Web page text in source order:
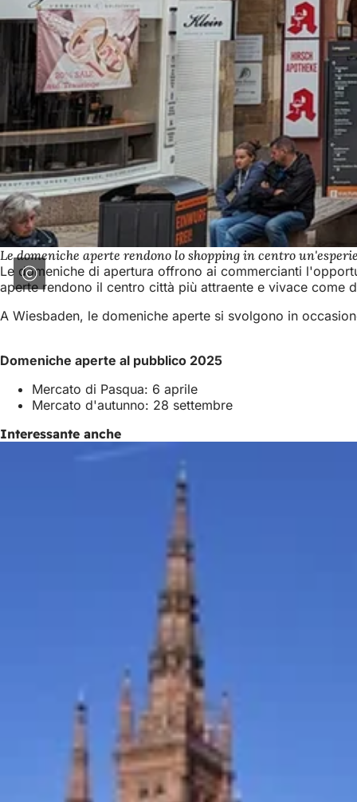
Le domeniche aperte rendono lo shopping in centro
Le domeniche di apertura offrono ai commercianti
aperte rendono il centro città più attraente e vivace
A Wiesbaden, le domeniche aperte si svolgono in
Domeniche aperte al pubblico 2025
Mercato di Pasqua: 6 aprile
Mercato d'autunno: 28 settembre
Interessante anche